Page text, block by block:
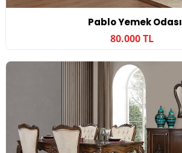
Pablo Yemek Odası
80.000 TL